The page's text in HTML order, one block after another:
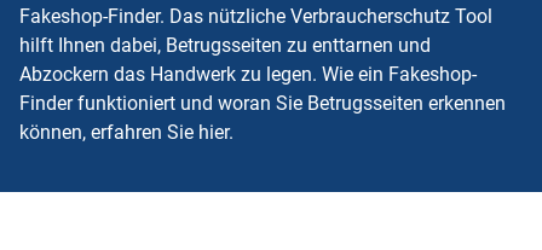
Fakeshop-Finder. Das nützliche Verbraucherschutz Tool
hilft Ihnen dabei, Betrugsseiten zu enttarnen und
Abzockern das Handwerk zu legen. Wie ein Fakeshop-
Finder funktioniert und woran Sie Betrugsseiten erkennen
können, erfahren Sie hier.